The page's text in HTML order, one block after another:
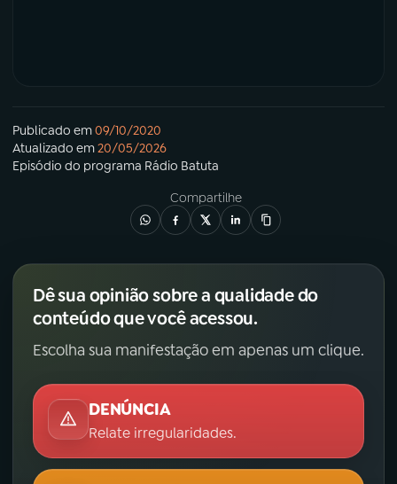
Publicado em09/10/2020
Atualizado em20/05/2026
Episódio do programa Rádio Batuta
Compartilhe
Dê sua opinião sobre a qualidade do
conteúdo que você acessou.
Escolha sua manifestação em apenas um clique.
DENÚNCIA
Relate irregularidades.